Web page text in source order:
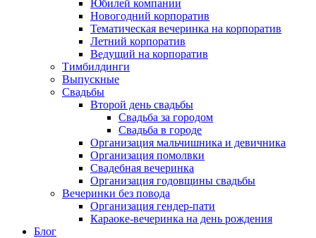
Юбилей компании
Новогодний корпоратив
Тематическая вечеринка на корпоратив
Летний корпоратив
Ведущий на корпоратив
Тимбилдинги
Выпускные
Свадьбы
Второй день свадьбы
Свадьба за городом
Свадьба в городе
Организация мальчишника и девичника
Организация помолвки
Свадебная вечеринка
Организация годовщины свадьбы
Вечеринки без повода
Организация гендер-пати
Караоке-вечеринка на день рождения
Блог